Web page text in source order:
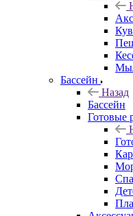
Бассейн
Назад
Бассейн
Готовые